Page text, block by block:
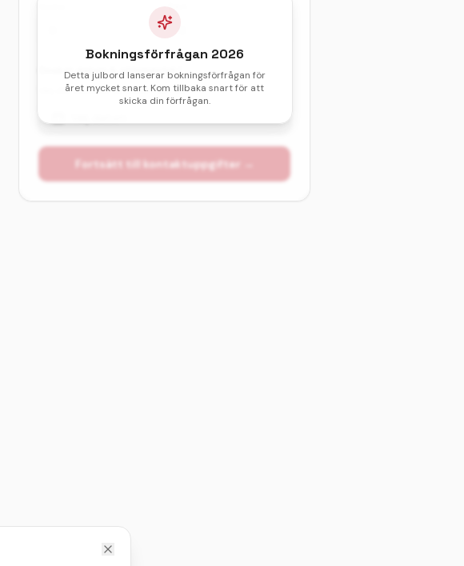
Barn
Önskat datum & sittningstid *
Välj ditt förstaval av datum och tid.
Fortsätt till kontaktuppgifter →
Bokningsförfrågan 2026
Detta julbord lanserar bokningsförfrågan för
året mycket snart. Kom tillbaka snart för att
skicka din förfrågan.